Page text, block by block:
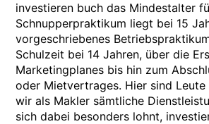
investieren buch das Mindestalter
Schnupperpraktikum liegt bei 15
vorgeschriebenes
Schulzeit bei 14 Jahren, über die
Marketingplanes bis hin zum
oder Mietvertrages. Hier sind Leute
wir als Makler sämtliche
sich dabei besonders lohnt,